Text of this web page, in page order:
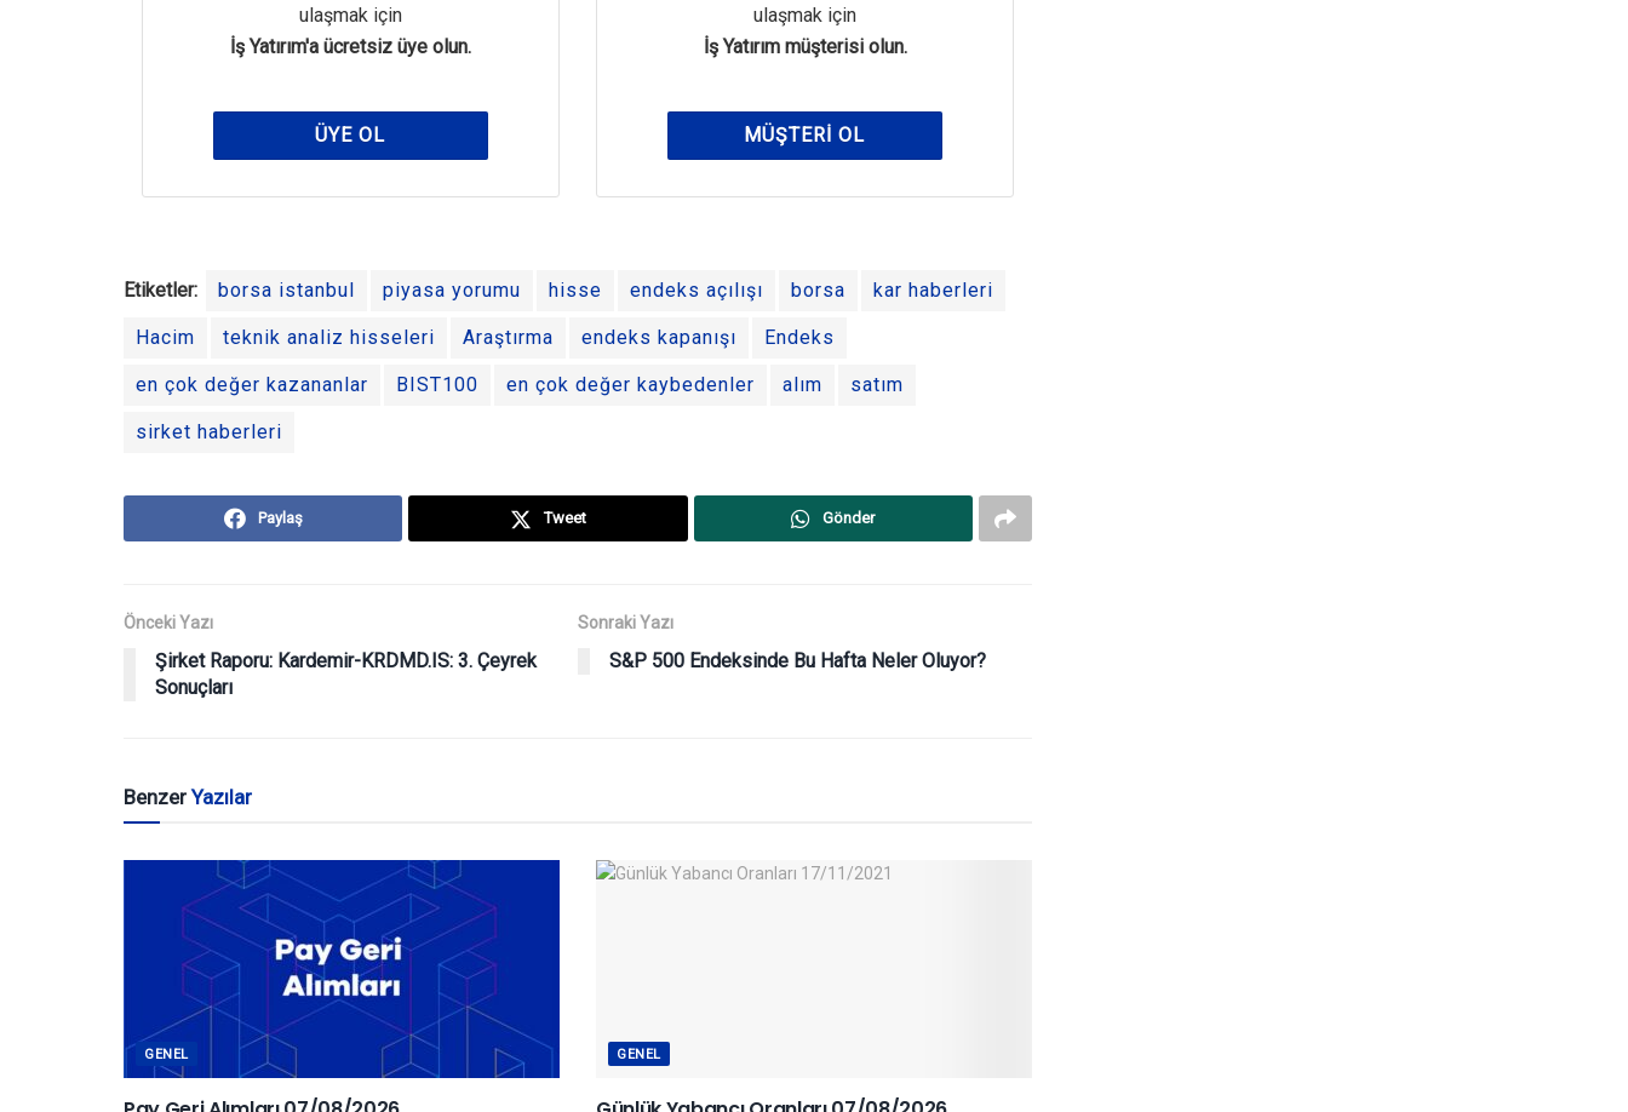
ulaşmak için
İş Yatırım'a ücretsiz üye olun.
ÜYE OL
ulaşmak için
İş Yatırım müşterisi olun.
MÜŞTERI OL
Etiketler: borsa istanbul piyasa yorumu hisse endeks açılışı borsa kar haberleri
Hacim teknik analiz hisseleri Araştırma endeks kapanışı Endeks
en çok değer kazananlar BIST100 en çok değer kaybedenler alım satım
sirket haberleri
Paylaş Tweet Gönder
Önceki Yazı
Şirket Raporu: Kardemir-KRDMD.IS: 3. Çeyrek
Sonuçları
Sonraki Yazı
S&P 500 Endeksinde Bu Hafta Neler Oluyor?
BenzerYazılar
GENEL GENEL